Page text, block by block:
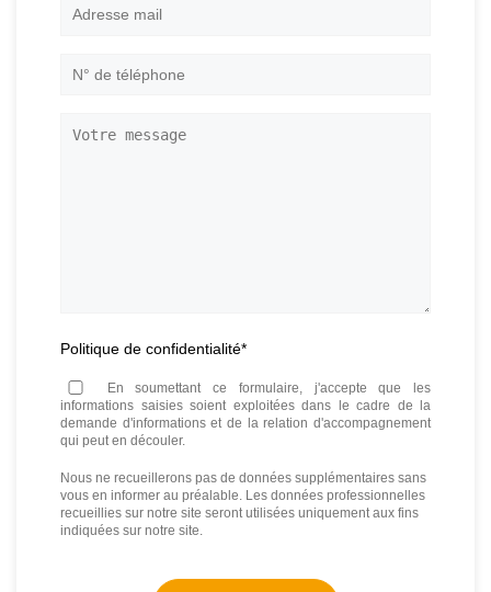
Adresse
N°
Votre
Politique de confidentialité*
En soumettant ce formulaire, j'accepte que les
informations saisies soient exploitées dans le cadre de la
demande d'informations et de la relation d'accompagnement
qui peut en découler.
Nous ne recueillerons pas de données supplémentaires sans
vous en informer au préalable. Les données professionnelles
recueillies sur notre site seront utilisées uniquement aux fins
indiquées sur notre site.